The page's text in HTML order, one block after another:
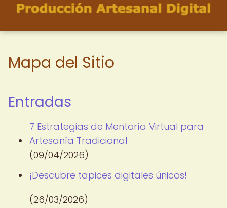
Mapa del Sitio
Entradas
7 Estrategias de Mentoría Virtual para
Artesanía Tradicional
(09/04/2026)
¡Descubre tapices digitales únicos!
(26/03/2026)